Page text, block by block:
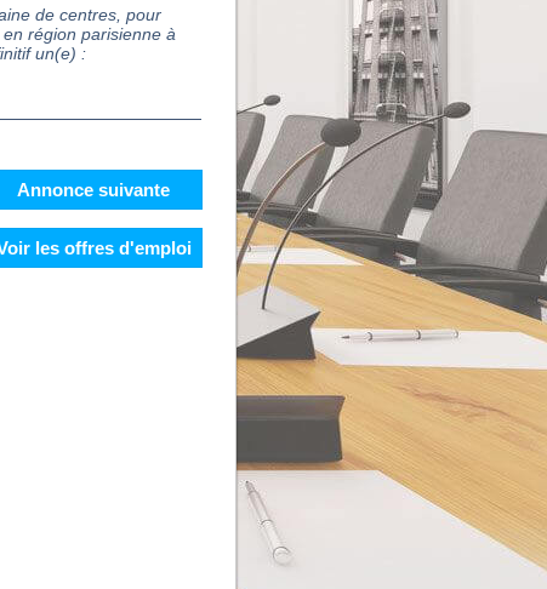
de centres, pour
région parisienne à
un(e) :
Annonce suivante
les offres d'emploi